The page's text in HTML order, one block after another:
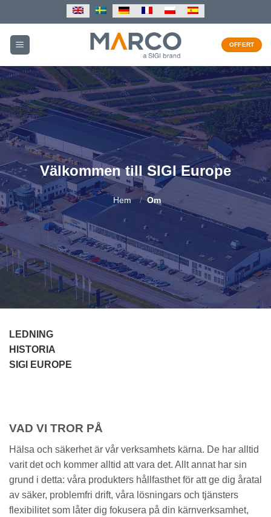
to
content
OFFERT
Välkommen till SIGI Europe
Hem / Om
LEDNING
HISTORIA
SIGI EUROPE
VAD VI TROR PÅ
Hälsa och säkerhet är vår verksamhets kärna. De har alltid
varit det och kommer alltid att vara det. Allt annat har sin
grund i detta: våra produkters hållfasthet för att ge dig åratal
av säker, problemfri drift, våra lösningars och tjänsters
flexibilitet som låter dig fokusera på din kärnverksamhet,